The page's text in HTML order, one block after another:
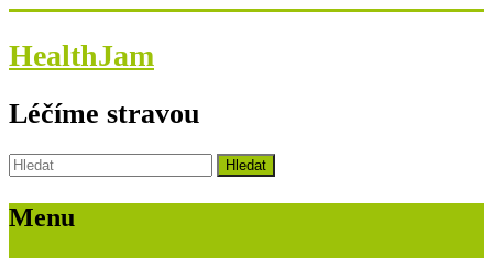
HealthJam
Léčíme stravou
Menu